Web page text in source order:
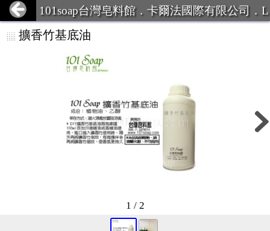
101soap台灣皂料館．卡爾法國際有限公司．L
INE ID:101Soap 客服專線:07-387
擴香竹基底油
1 / 2